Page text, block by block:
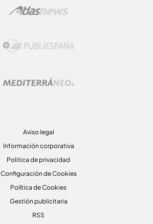
Aviso legal
Información corporativa
Politica de privacidad
Configuración de Cookies
Política de Cookies
Gestión publicitaria
RSS